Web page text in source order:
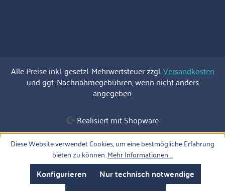
Alle Preise inkl. gesetzl. Mehrwertsteuer zzgl.Versandkosten
und ggf. Nachnahmegebühren, wenn nicht anders
angegeben.
Realisiert mit Shopware
Diese Website verwendet Cookies, um eine bestmögliche Erfahrung
bieten zu können.Mehr Informationen ...
Nur technisch notwendige
Konfigurieren